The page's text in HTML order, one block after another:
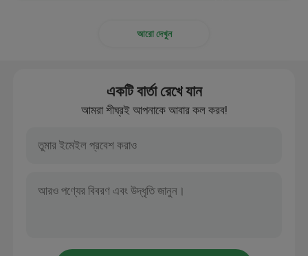
আরো দেখুন
একটি বার্তা রেখে যান
আমরা শীঘ্রই আপনাকে আবার কল করব!